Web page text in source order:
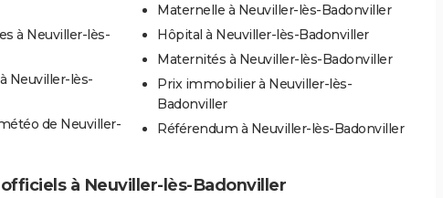
à Neuviller-lès-
Neuviller-lès-
de Neuviller-
Maternelle à Neuviller-lès-Badonviller
Hôpital à Neuviller-lès-Badonviller
Maternités à Neuviller-lès-Badonviller
Prix immobilier à Neuviller-lès-
Badonviller
Référendum à Neuviller-lès-Badonviller
à Neuviller-lès-Badonviller